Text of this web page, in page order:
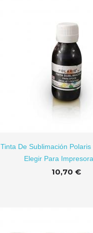
Tinta De Sublimación Polaris
Elegir Para
10,70 €